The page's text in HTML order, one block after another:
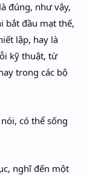
đúng, như vậy,
bắt đầu mạt thế,
lập, hay là
kỹ thuật, từ
trong các bộ
có thể sống
nghĩ đến một